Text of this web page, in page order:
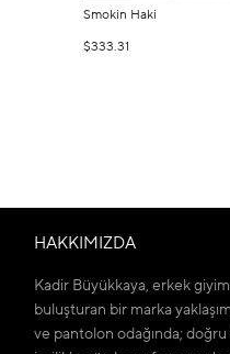
Smokin Haki
$333.31
HAKKIMIZDA
Kadir Büyükkaya, erkek
buluşturan bir marka
ve pantolon odağında;